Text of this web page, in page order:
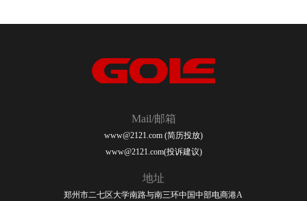
Mail/邮箱
www@2121.com (简历投放)
www@2121.com(投诉建议)
地址
郑州市二七区大学南路与南三环中国中部电商港A